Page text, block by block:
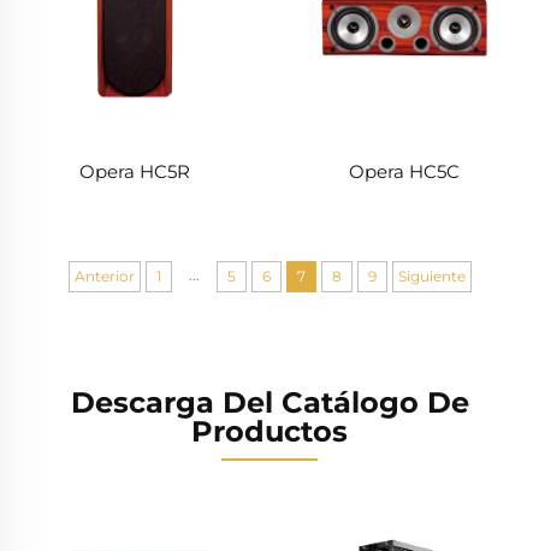
Opera HC5R Opera HC5C
Anterior 1 5 6 7 8 9 Siguiente
Descarga Del Catálogo De
Productos